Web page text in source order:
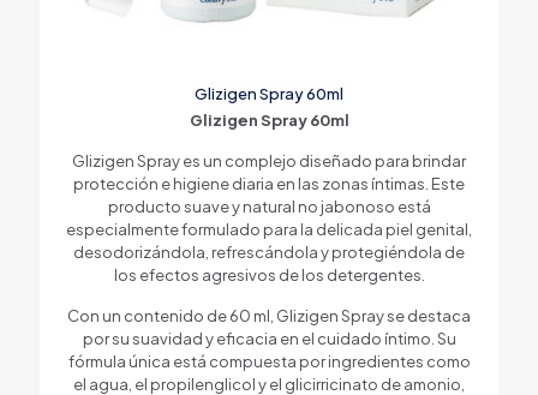
Glizigen Spray 60ml
Glizigen Spray 60ml
Glizigen Spray es un complejo diseñado para brindar
protección e higiene diaria en las zonas íntimas. Este
producto suave y natural no jabonoso está
especialmente formulado para la delicada piel genital,
desodorizándola, refrescándola y protegiéndola de
los efectos agresivos de los detergentes.
Con un contenido de 60 ml, Glizigen Spray se destaca
por su suavidad y eficacia en el cuidado íntimo. Su
fórmula única está compuesta por ingredientes como
el agua, el propilenglicol y el glicirricinato de amonio,